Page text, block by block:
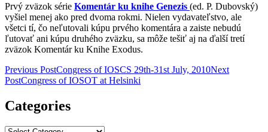
Prvý zväzok série Komentár ku knihe Genezis (ed. P. Dubovský)
vyšiel menej ako pred dvoma rokmi. Nielen vydavateľstvo, ale
všetci tí, čo neľutovali kúpu prvého komentára a zaiste nebudú
ľutovať ani kúpu druhého zväzku, sa môže tešiť aj na ďalší tretí
zväzok Komentár ku Knihe Exodus.
Post
navigation
Previous PostCongress of IOSCS 29th-31st July, 2010Next
PostCongress of IOSOT at Helsinki
Categories